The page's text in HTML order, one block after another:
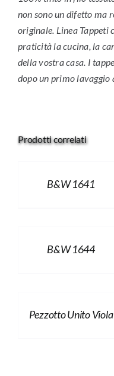
non sono un difetto ma
originale. Linea Tappeti
praticità la cucina, la
della vostra casa. I
dopo un primo lavaggio
Prodotti correlati
B&W 1641
B&W 1644
Pezzotto Unito Viola